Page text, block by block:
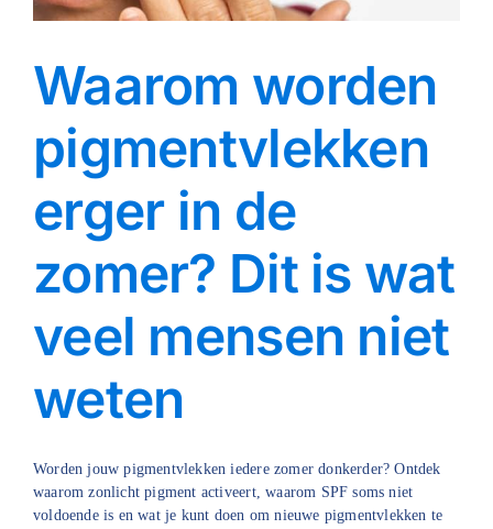
Over ons
Mijn account
Afspraak maken
Waarom worden
pigmentvlekken
erger in de
zomer? Dit is wat
veel mensen niet
weten
Worden jouw pigmentvlekken iedere zomer donkerder? Ontdek
waarom zonlicht pigment activeert, waarom SPF soms niet
voldoende is en wat je kunt doen om nieuwe pigmentvlekken te